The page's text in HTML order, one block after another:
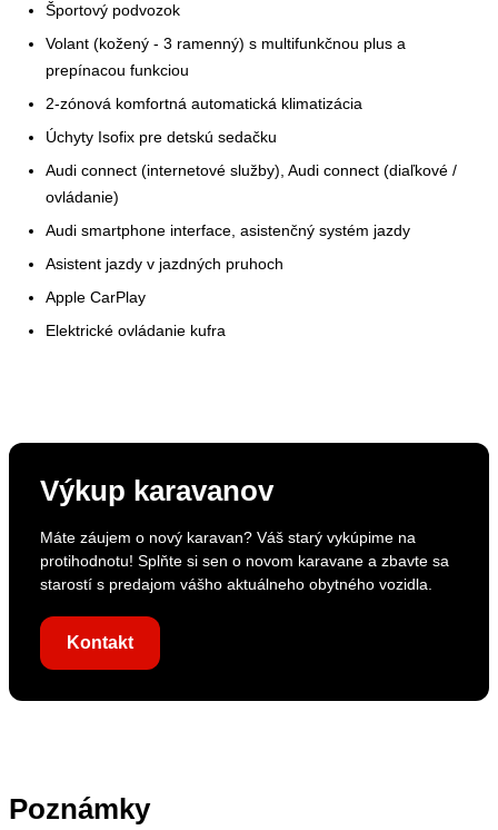
Športový podvozok
Volant (kožený - 3 ramenný) s multifunkčnou plus a
prepínacou funkciou
2-zónová komfortná automatická klimatizácia
Úchyty Isofix pre detskú sedačku
Audi connect (internetové služby), Audi connect (diaľkové /
ovládanie)
Audi smartphone interface, asistenčný systém jazdy
Asistent jazdy v jazdných pruhoch
Apple CarPlay
Elektrické ovládanie kufra
Výkup karavanov
Máte záujem o nový karavan? Váš starý vykúpime na
protihodnotu! Splňte si sen o novom karavane a zbavte sa
starostí s predajom vášho aktuálneho obytného vozidla.
Kontakt
Poznámky